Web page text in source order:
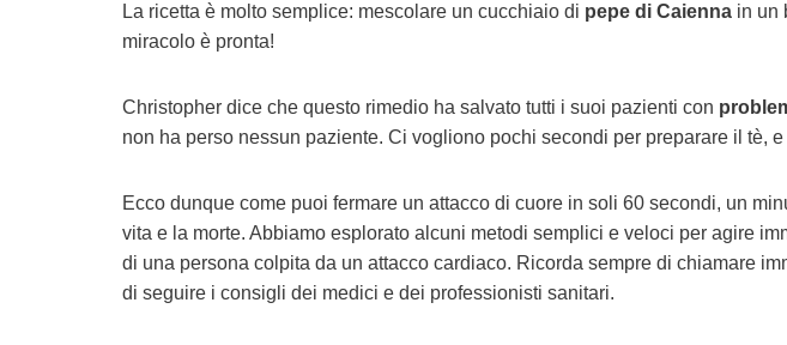
La ricetta è molto semplice: mescolare un cucchiaio di pepe di Caienna in un
miracolo è pronta!
Christopher dice che questo rimedio ha salvato tutti i suoi pazienti con
non ha perso nessun paziente. Ci vogliono pochi secondi per preparare il tè,
Ecco dunque come puoi fermare un attacco di cuore in soli 60 secondi, un
vita e la morte. Abbiamo esplorato alcuni metodi semplici e veloci per agire
di una persona colpita da un attacco cardiaco. Ricorda sempre di chiamare
di seguire i consigli dei medici e dei professionisti sanitari.